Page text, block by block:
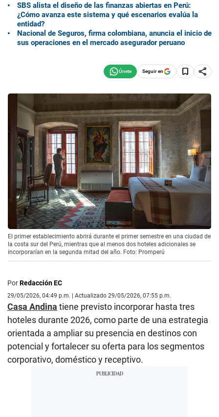
SBS alista el diseño de las finanzas abiertas en Perú:
¿Cómo avanza este sistema y qué escenarios evalúa la
entidad?
Nacional de Seguros, firma colombiana, anuncia el inicio de
sus operaciones en el mercado asegurador peruano
Seguir en
El primer establecimiento abrirá durante el primer semestre en una ciudad de
la costa sur del Perú, mientras que al menos dos hoteles adicionales se
incorporarían en la segunda mitad del año. Foto: Promperú
PorRedacción EC
29/05/2026, 04:49 p.m. | Actualizado 29/05/2026, 07:55 p.m.
Casa Andina tiene previsto incorporar hasta tres
hoteles durante 2026, como parte de una estrategia
orientada a ampliar su presencia en destinos con
potencial y fortalecer su oferta para los segmentos
corporativo, doméstico y receptivo.